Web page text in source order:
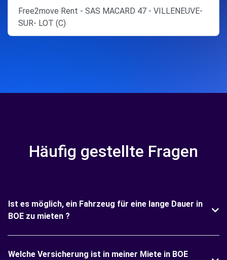
Free2move Rent - SAS MACARD 47 - VILLENEUVE-
SUR- LOT (C)
Häufig gestellte Fragen
Ist es möglich, ein Fahrzeug für eine lange Dauer in
BOE zu mieten ?
Welche Versicherung ist in meiner Miete in BOE